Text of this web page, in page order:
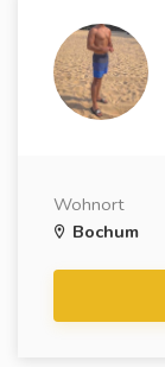
Wohnort
Bochum